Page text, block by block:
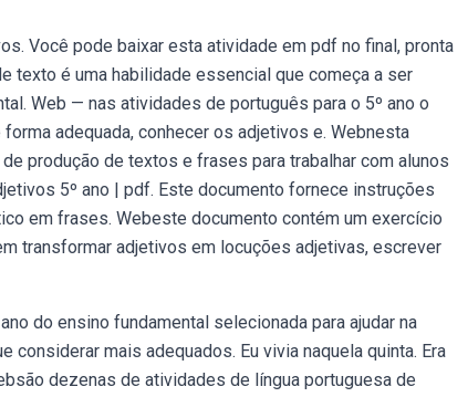
Você pode baixar esta atividade em pdf no final, pronta
texto é uma habilidade essencial que começa a ser
Web — nas atividades de português para o 5º ano o
adequada, conhecer os adjetivos e. Webnesta
produção de textos e frases para trabalhar com alunos
5º ano | pdf. Este documento fornece instruções
em frases. Webeste documento contém um exercício
transformar adjetivos em locuções adjetivas, escrever
do ensino fundamental selecionada para ajudar na
mais adequados. Eu vivia naquela quinta. Era
dezenas de atividades de língua portuguesa de